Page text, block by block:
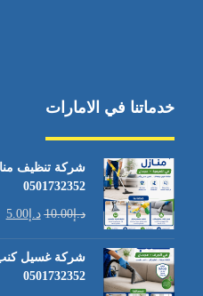
خدماتنا في الامارات
شركة تنظيف
0501732352
د.إ10.00 د.إ5.00
شركة غسيل
0501732352